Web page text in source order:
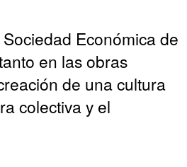
Económica de
en las obras
de una cultura
colectiva y el